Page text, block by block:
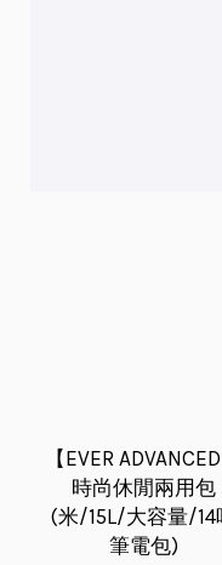
【EVER ADVANCED
時尚休閒兩用包
(米/15L/大容量/14
筆電包)